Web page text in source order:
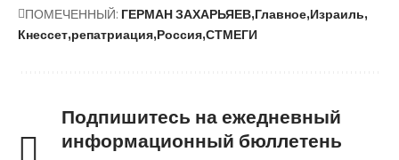
ПОМЕЧЕННЫЙ: ГЕРМАН ЗАХАРЬЯЕВ Главное Израиль
Кнессет репатриация Россия СТМЕГИ
Подпишитесь на ежедневный
информационный бюллетень